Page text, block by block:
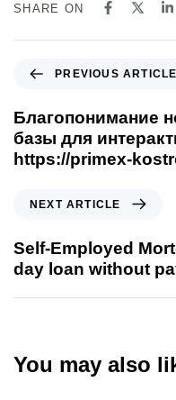
SHARE ON
PREVIOUS ARTICLE
Благопонимание
базы для
https://primex-
NEXT ARTICLE
Self-Employed
day loan without
You may also